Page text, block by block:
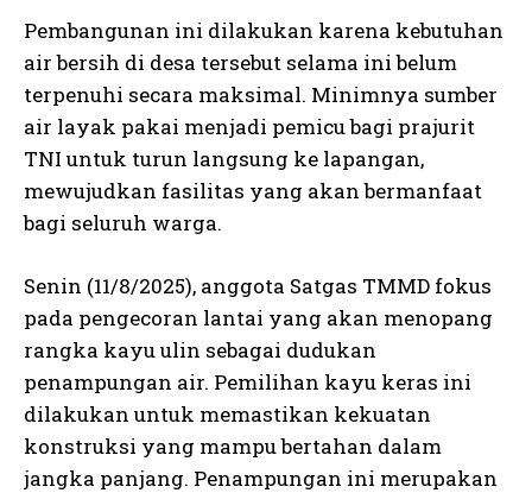
Pembangunan ini dilakukan karena kebutuhan
air bersih di desa tersebut selama ini belum
terpenuhi secara maksimal. Minimnya sumber
air layak pakai menjadi pemicu bagi prajurit
TNI untuk turun langsung ke lapangan,
mewujudkan fasilitas yang akan bermanfaat
bagi seluruh warga.
Senin (11/8/2025), anggota Satgas TMMD fokus
pada pengecoran lantai yang akan menopang
rangka kayu ulin sebagai dudukan
penampungan air. Pemilihan kayu keras ini
dilakukan untuk memastikan kekuatan
konstruksi yang mampu bertahan dalam
jangka panjang. Penampungan ini merupakan